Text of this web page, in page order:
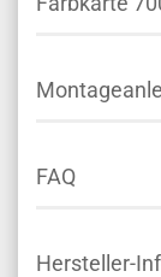
FAQ
Hersteller-